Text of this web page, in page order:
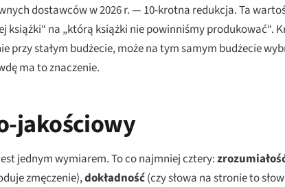
dostawców w 2026 r. — 10-krotna redukcja. Ta
książki“ na „którą książki nie powinniśmy
przy stałym budżecie, może na tym samym budżecie
ma to znaczenie.
jakościowy
jednym wymiarem. To co najmniej cztery:
zmęczenie),dokładność(czy słowa na stronie to